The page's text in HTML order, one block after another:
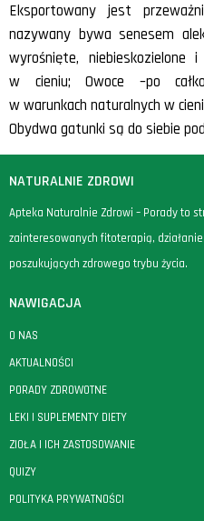
Eksportowany jest
nazywany bywa senesem
wyrośnięte,
w cieniu; Owoce –po
w warunkach naturalnych w
Obydwa gatunki są do siebie
NATURALNIE ZDROWI
Apteka Naturalnie Zdrowi – Porady to
zainteresowanych fitoterapią,
poszukujących zdrowego trybu życia.
NAWIGACJA
O NAS
AKTUALNOŚCI
PORADY ZDROWOTNE
LEKI I SUPLEMENTY DIETY
ZIOŁA I ICH ZASTOSOWANIE
QUIZY
POLITYKA PRYWATNOŚCI